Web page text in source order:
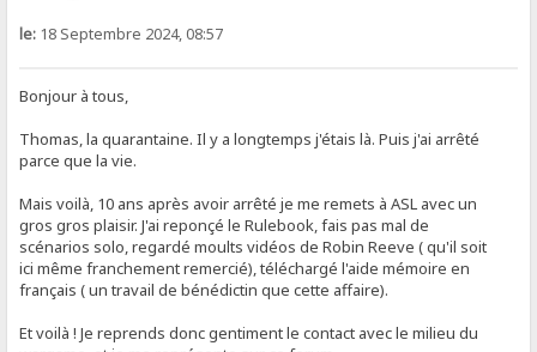
le: 18 Septembre 2024, 08:57
Bonjour à tous,
Thomas, la quarantaine. Il y a longtemps j'étais là. Puis j'ai arrêté
parce que la vie.
Mais voilà, 10 ans après avoir arrêté je me remets à ASL avec un
gros gros plaisir. J'ai reponçé le Rulebook, fais pas mal de
scénarios solo, regardé moults vidéos de Robin Reeve ( qu'il soit
ici même franchement remercié), téléchargé l'aide mémoire en
français ( un travail de bénédictin que cette affaire).
Et voilà ! Je reprends donc gentiment le contact avec le milieu du